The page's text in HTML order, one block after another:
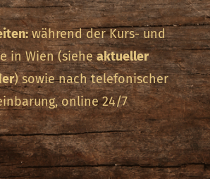
während der Kurs- und
in Wien (sieheaktueller
) sowie nach telefonischer
online 24/7